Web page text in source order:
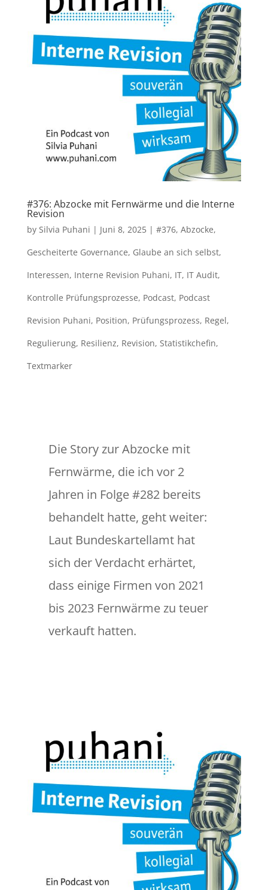
#376: Abzocke mit Fernwärme und die Interne
Revision
by Silvia Puhani | Juni 8, 2025| #376, Abzocke,
Gescheiterte Governance, Glaube an sich selbst,
Interessen, Interne Revision Puhani, IT, IT Audit,
Kontrolle Prüfungsprozesse, Podcast, Podcast
Revision Puhani, Position, Prüfungsprozess, Regel,
Regulierung, Resilienz, Revision, Statistikchefin,
Textmarker
Die Story zur Abzocke mit
Fernwärme, die ich vor 2
Jahren in Folge #282 bereits
behandelt hatte, geht weiter:
Laut Bundeskartellamt hat
sich der Verdacht erhärtet,
dass einige Firmen von 2021
bis 2023 Fernwärme zu teuer
verkauft hatten.